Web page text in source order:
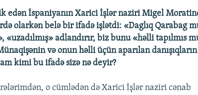
edən İspaniyanın Xarici İşlər naziri Migel
olarkən belə bir ifadə işlətdi: «Daglıq Qarabag
adlandırır, biz bunu «həlli tapılmıs
və onun həlli üçün aparılan
kimi bu ifadə sizə nə deyir?
o cümlədən də Xarici İşlər naziri cənab